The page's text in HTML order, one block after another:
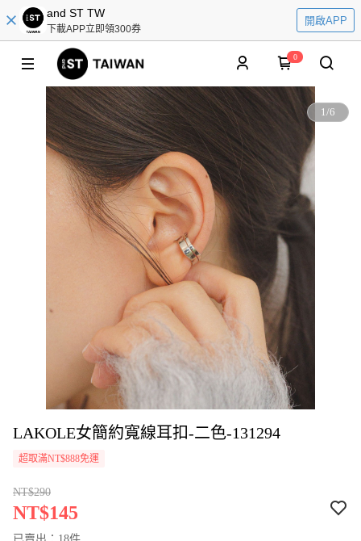
and ST TW
下載APP立即領300券
開啟APP
0
1/6
LAKOLE女簡約寬線耳扣-二色-131294
超取滿NT$888免運
NT$290
NT$145